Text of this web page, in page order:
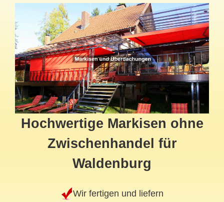
Hochwertige Markisen ohne
Zwischenhandel für
Waldenburg
Wir fertigen und liefern